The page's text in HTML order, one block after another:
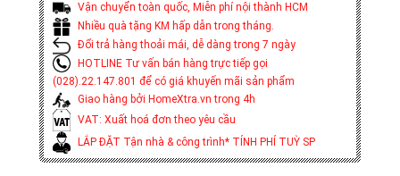
Vận chuyển toàn quốc, Miễn phí nội thành HCM
Nhiều quà tặng KM hấp dẫn trong tháng.
Đổi trả hàng thoải mái, dễ dàng trong 7 ngày
HOTLINE Tư vấn bán hàng trực tiếp gọi
(028).22.147.801 để có giá khuyến mãi sản phẩm
Giao hàng bởi HomeXtra.vn trong 4h
VAT: Xuất hoá đơn theo yêu cầu
LẮP ĐẶT Tận nhà & công trình* TÍNH PHÍ TUỲ SP